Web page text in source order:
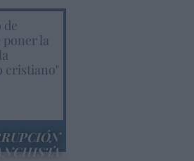
de
la
cristiano"